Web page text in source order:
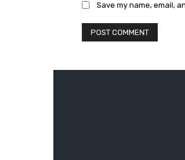
Save my name, email,